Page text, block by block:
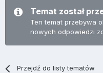
Temat został
Ten temat przebywa
nowych odpowiedzi
Przejdź do listy tematów